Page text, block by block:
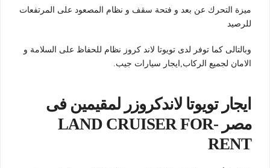
ميزة التحرك عن بعد و فتحة سقف و نظام المصعود على المرتفعات
للرصيد
وبالتالى كما توفر لدى تويوتا لاند كروز نظام للحفاظ على السلامة و
الامان لجميع الركاب,ايجار سيارات جيب.
ايجار تويوتا لاندكروزر لمقيمين فى
مصر -LAND CRUISER FOR
RENT